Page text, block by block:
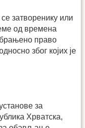
затворенику или
од времена
право
због којих је
за
Хрватска,